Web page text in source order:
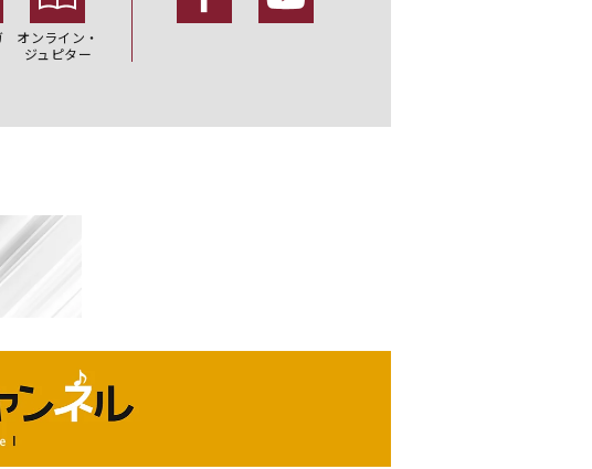
オンライン・
ジュピター